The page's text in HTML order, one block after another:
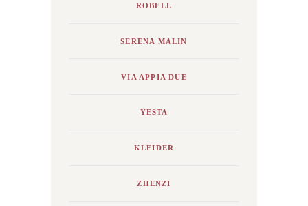
ROBELL
SERENA MALIN
VIA APPIA DUE
YESTA
KLEIDER
ZHENZI